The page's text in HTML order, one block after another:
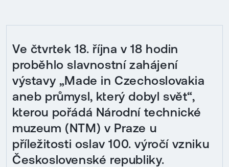
Ve čtvrtek 18. října v 18 hodin
proběhlo slavnostní zahájení
výstavy „Made in Czechoslovakia
aneb průmysl, který dobyl svět“,
kterou pořádá Národní technické
muzeum (NTM) v Praze u
příležitosti oslav 100. výročí vzniku
Československé republiky.